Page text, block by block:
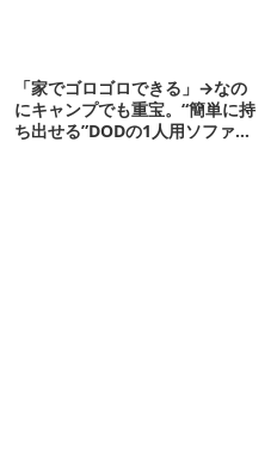
「家でゴロゴロできる」→なの
にキャンプでも重宝。“簡単に持
ち出せる”DODの1人用ソファが